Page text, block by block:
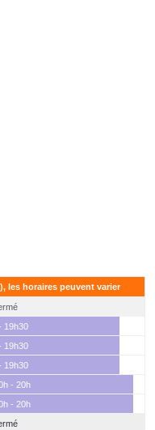
les horaires peuvent varier
19h30
19h30
19h30
- 20h
- 20h